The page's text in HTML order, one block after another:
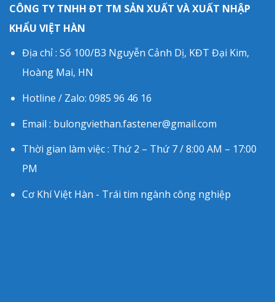
CÔNG TY TNHH ĐT TM SẢN XUẤT VÀ XUẤT NHẬP
KHẨU VIỆT HÀN
Địa chỉ : Số 100/B3 Nguyễn Cảnh Dị, KĐT Đại Kim,
Hoàng Mai, HN
Hotline / Zalo: 0985 96 46 16
Email : bulongviethan.fastener@gmail.com
Thời gian làm việc : Thứ 2 – Thứ 7 / 8:00 AM – 17:00
PM
Cơ Khí Việt Hàn - Trái tim ngành công nghiệp